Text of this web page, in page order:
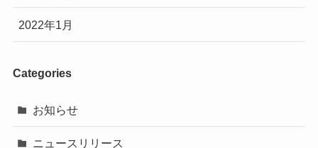
2022年1月
Categories
お知らせ
ニュースリリース